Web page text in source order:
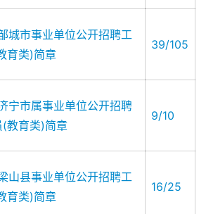
城市事业单位公开招聘工
育类)简章
39/105
宁市属事业单位公开招聘
教育类)简章
9/10
山县事业单位公开招聘工
育类)简章
16/25